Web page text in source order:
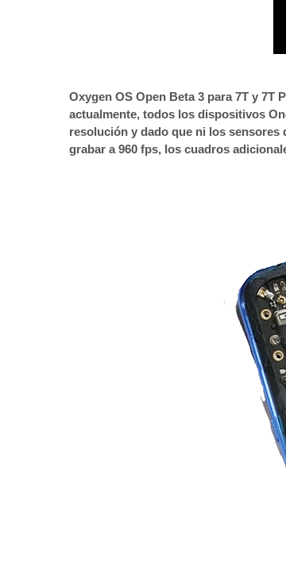
Oxygen OS Open Beta 3 para 7T y 7T
actualmente, todos los dispositivos
resolución y dado que ni los sensores
grabar a 960 fps, los cuadros